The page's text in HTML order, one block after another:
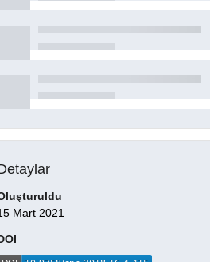
Mart 2021